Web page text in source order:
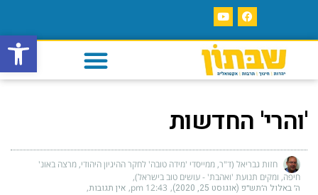
פתח
'והרי' החדשות
חזות גבריאל (ד"ר, ממייסדי 'מידה טובה' לחקר ההיגיון היהודי, מרצה באונ'
חיפה, ומקים תנועת 'ואהבת' - עושים טוב בישראל)
ה׳ באלול ה׳תש״פ (אוגוסט 25, 2020) 12:43 pm אין תגובות